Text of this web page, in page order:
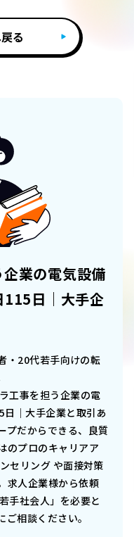
る
業の電気設備
115日｜大手企
・20代若手向けの転
工事を担う企業の電
｜大手企業と取引あ
プだからできる、良質
のプロのキャリアア
セリング や面接対策
求人企業様から依頼
手社会人」を必要と
相談ください。